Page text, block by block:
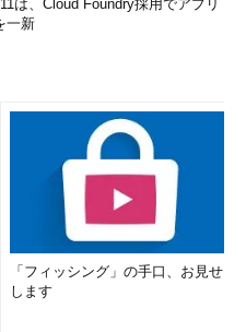
は、Cloud Foundry採用でアプリ
一新
「フィッシング」の手口、お見せ
します